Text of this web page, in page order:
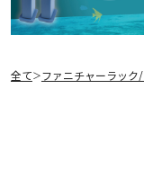
全て＞ファニチャーラック